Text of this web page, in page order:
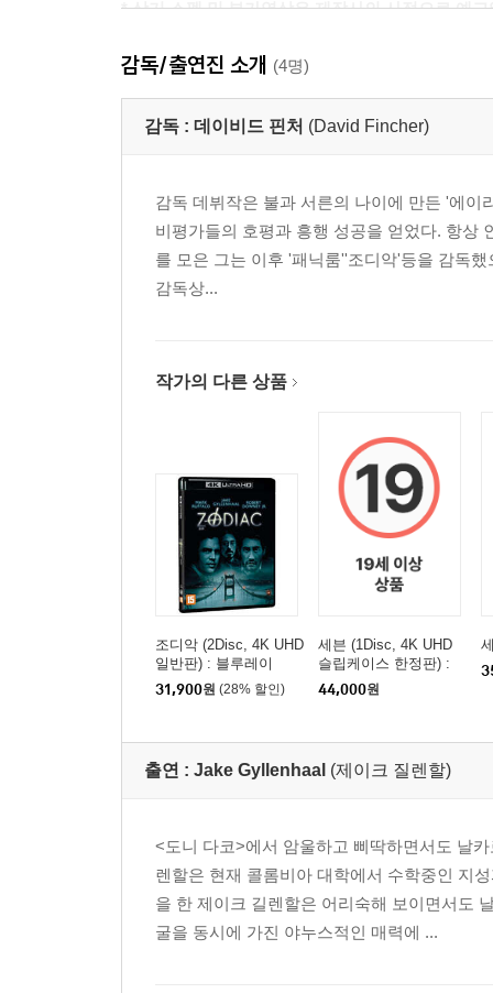
* 상기 스펙 및 부가영상은 제작사의 사정으로 예
SPEACIAL FEATURE(한국어자막 미지원)
*블루레이 디스크에 수록
- Previsualization(14:00)
- This is Zodiac Speaking(103:00)
- His Name Was Arthur Leigh Allen(42:22)
- Commentary with David Fincher(오디오 메뉴에
감독/출연진 소개 (4명)
감독 : 데이비드 핀처 (David Fincher)
감독 데뷔작은 불과 서른의 나이에 만든 '에
비평가들의 호평과 흥행 성공을 얻었다. 항상
를 모은 그는 이후 '패닉룸''조디악'등을 감독
감독상...
작가의 다른 상품
조디악 (2Disc, 4K UHD
일반판) : 블루레이
31,900원 (28% 할인)
세븐 (1Disc, 4K UHD
슬립케이스 한정판) :
블루레이
44,000원
출연 : Jake Gyllenhaal (제이크 질렌할)
<도니 다코>에서 암울하고 삐딱하면서도 날
렌할은 현재 콜롬비아 대학에서 수학중인 지
을 한 제이크 길렌할은 어리숙해 보이면서도
굴을 동시에 가진 야누스적인 매력에 ...